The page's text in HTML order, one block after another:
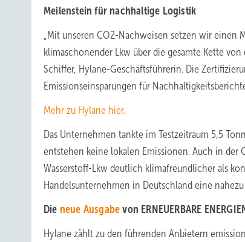
Meilenstein für nachhaltige Logistik
„Mit unseren CO2-Nachweisen setzen wir einen
klimaschonender Lkw über die gesamte Kette von
Schiffer, Hylane-Geschäftsführerin. Die
Emissionseinsparungen für
Mehr zu Hylane hier.
Das Unternehmen tankte im Testzeitraum 5,5
entstehen keine lokalen Emissionen. Auch in der
Wasserstoff-Lkw deutlich klimafreundlicher als
Handelsunternehmen in Deutschland eine
Die neue Ausgabe von ERNEUERBARE
Hylane zählt zu den führenden Anbietern